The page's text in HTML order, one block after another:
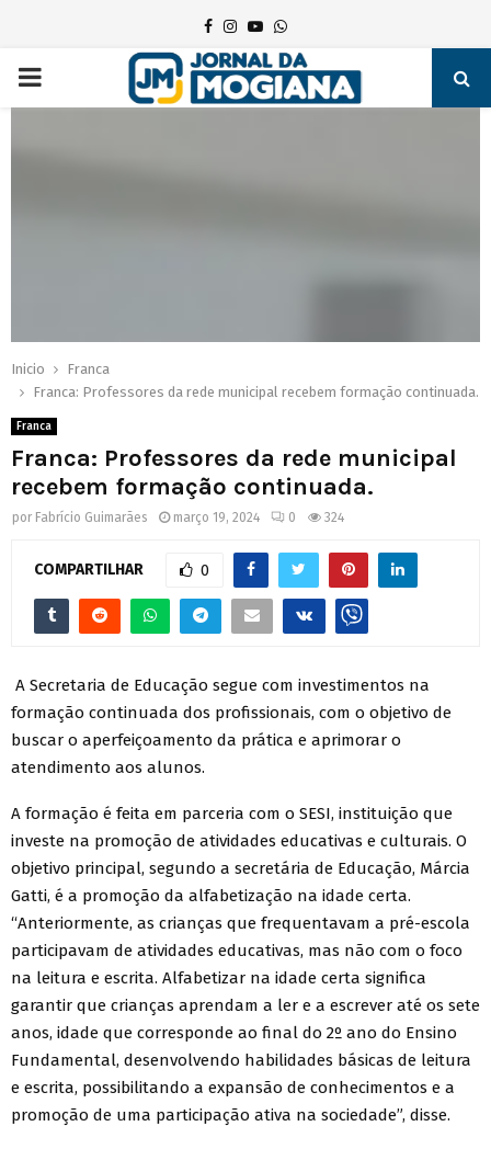
Facebook
Instagram
YoutubeWhatsapp
PRIMARY
Inicio
Franca
Franca: Professores da rede municipal recebem formação continuada.
Franca
Franca: Professores da rede municipal
recebem formação continuada.
por Fabrício Guimarães março 19, 2024 0 324
COMPARTILHAR 0
A Secretaria de Educação segue com investimentos na
formação continuada dos profissionais, com o objetivo de
buscar o aperfeiçoamento da prática e aprimorar o
atendimento aos alunos.
A formação é feita em parceria com o SESI, instituição que
investe na promoção de atividades educativas e culturais. O
objetivo principal, segundo a secretária de Educação, Márcia
Gatti, é a promoção da alfabetização na idade certa.
“Anteriormente, as crianças que frequentavam a pré-escola
participavam de atividades educativas, mas não com o foco
na leitura e escrita. Alfabetizar na idade certa significa
garantir que crianças aprendam a ler e a escrever até os sete
anos, idade que corresponde ao final do 2º ano do Ensino
Fundamental, desenvolvendo habilidades básicas de leitura
e escrita, possibilitando a expansão de conhecimentos e a
promoção de uma participação ativa na sociedade”, disse.